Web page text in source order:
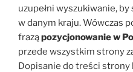
uzupełni wyszukiwanie,
w danym kraju. Wówczas
fraząpozycjonowanie w
przede wszystkim strony
Dopisanie do treści